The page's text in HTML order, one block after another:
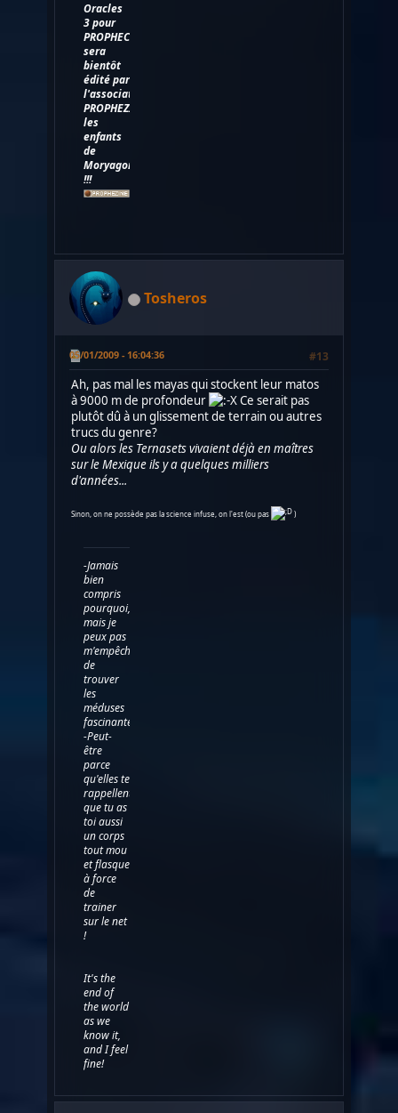
Oracles
3 pour
PROPHECY
sera
bientôt
édité par
l'association
PROPHEZINE,
les
enfants
de
Moryagorn
!!!
Tosheros
05/01/2009 - 16:04:36 #13
Ah, pas mal les mayas qui stockent leur matos
à 9000 m de profondeur
Ce serait pas
plutôt dû à un glissement de terrain ou autres
trucs du genre?
Ou alors les Ternasets vivaient déjà en maîtres
sur le Mexique ils y a quelques milliers
d'années...
Sinon, on ne possède pas la science infuse, on l'est (ou pas )
-Jamais
bien
compris
pourquoi,
mais je
peux pas
m'empêcher
de
trouver
les
méduses
fascinantes...
-Peut-
être
parce
qu'elles te
rappellent
que tu as
toi aussi
un corps
tout mou
et flasque
à force
de
trainer
sur le net
!
It's the
end of
the world
as we
know it,
and I feel
fine!